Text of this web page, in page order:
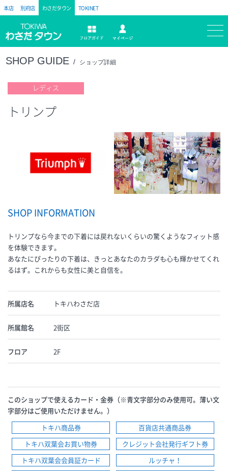
本店 別府店 わさだタウン TOKINET
トキハ フロアガイド
SHOP GUIDE ショップ詳細
トリンプ
レディス
SHOP INFORMATION
トリンプなら今までの下着には戻れないくらいの驚くようなフィット感
を体験できます。
あなたにぴったりの下着は、きっとあなたのカラダも心も輝かせてくれ
るはず。これからも女性に美と自信を。
所属店名 トキハわさだ店
所属館名 2街区
フロア 2F
このショップで使えるカード・金券（※青文字部分のみ使用可。薄い文
字部分はご使用いただけません。）
トキハ商品券
百貨店共通商品券
トキハ双葉会お買い物券
クレジット会社発行ギフト券
トキハ双葉会会員証カード
ルッチャ！